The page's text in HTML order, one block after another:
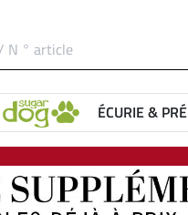
ÉCURIE & PRÉ